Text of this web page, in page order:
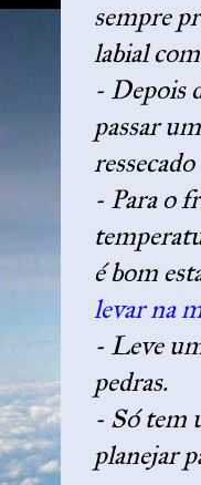
sempre
labial
- Depois
passar
ressecado
- Para o
é bom
levar na
- Leve
pedras.
- Só tem
planejar